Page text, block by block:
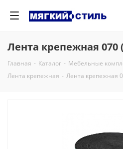
Лента крепежная 070
Главная - Каталог - Мебельные
Лента крепежная - Лента крепежная